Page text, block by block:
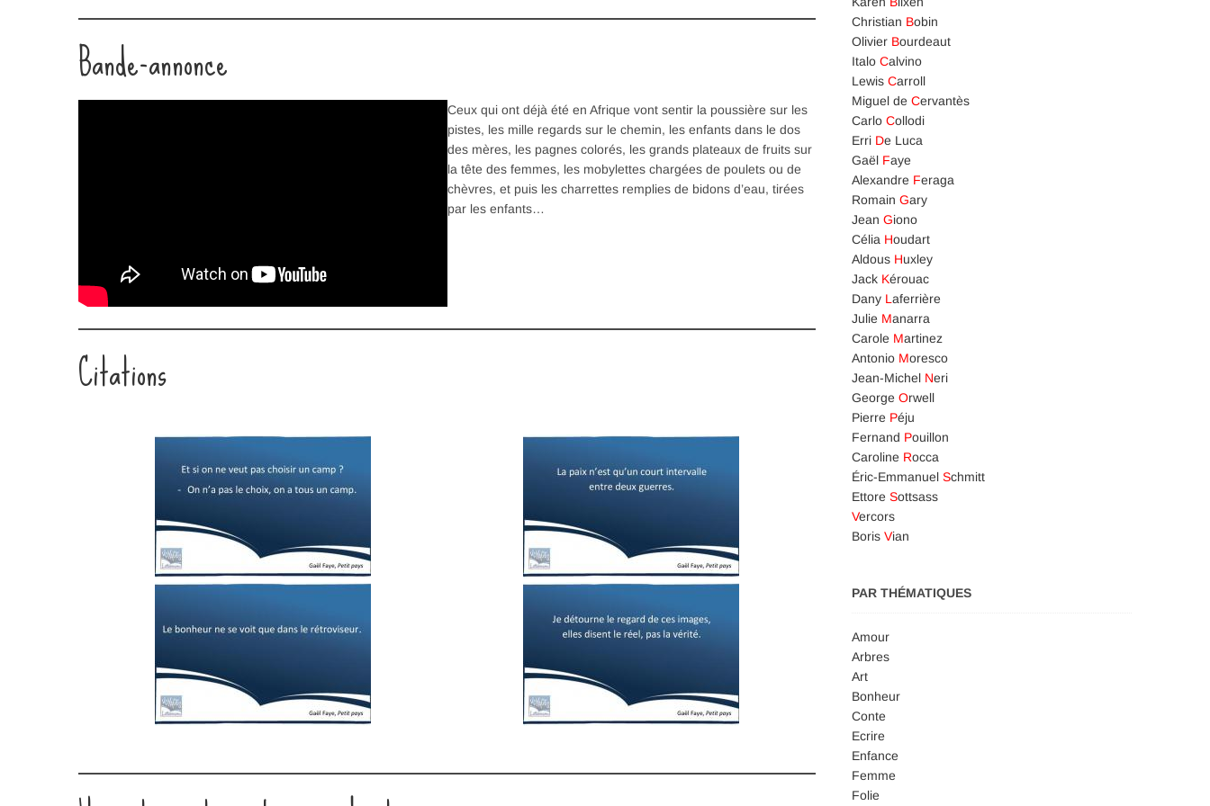
LINK
EMBED
Bande-annonce
Ceux qui ont déjà été en Afrique vont sentir la poussière sur les
pistes, les mille regards sur le chemin, les enfants dans le dos
des mères, les pagnes colorés, les grands plateaux de fruits sur
la tête des femmes, les mobylettes chargées de poulets ou de
chèvres, et puis les charrettes remplies de bidons d’eau, tirées
par les enfants…
Citations
Christian Bobin
Olivier Bourdeaut
Italo Calvino
Lewis Carroll
Miguel de Cervantès
Carlo Collodi
Erri De Luca
Gaël Faye
Alexandre Feraga
Romain Gary
Jean Giono
Célia Houdart
Aldous Huxley
Jack Kérouac
Dany L aferrière
Julie Manarra
Carole Martinez
Antonio Moresco
Jean-Michel Neri
George Orwell
Pierre Péju
Fernand Pouillon
Caroline Rocca
Éric-Emmanuel Schmitt
Ettore Sottsass
Vercors
Boris Vian
PAR THÉMATIQUES
Amour
Arbres
Art
Bonheur
Conte
Ecrire
Enfance
Femme
Folie